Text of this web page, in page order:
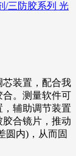
/三防胶系列 光
芯装置，配合我
。测量软件可
辅助调节装置
合镜片，推动
圆内)，从而固